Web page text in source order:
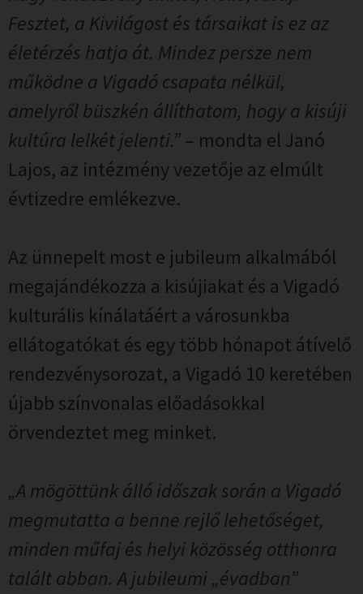
Fesztet, a Kivilágost és társaikat is ez az
életérzés hatja át. Mindez persze nem
működne a Vigadó csapata nélkül,
amelyről büszkén állíthatom, hogy a kisúji
kultúra lelkét jelenti.”– mondta el Janó
Lajos, az intézmény vezetője az elmúlt
évtizedre emlékezve.
Az ünnepelt most e jubileum alkalmából
megajándékozza a kisújiakat és a Vigadó
kulturális kínálatáért a városunkba
ellátogatókat és egy több hónapot átívelő
rendezvénysorozat, a Vigadó 10 keretében
újabb színvonalas előadásokkal
örvendeztet meg minket.
„A mögöttünk álló időszak során a Vigadó
megmutatta a benne rejlő lehetőséget,
minden műfaj és helyi közösség otthonra
talált abban. A jubileumi „évadban”